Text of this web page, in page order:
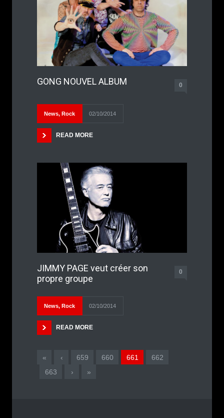
GONG NOUVEL ALBUM 0
News, Rock 02/10/2014
READ MORE
JIMMY PAGE veut créer son
propre groupe
0
News, Rock 02/10/2014
READ MORE
« ‹ 659 660 661
662
663
› »